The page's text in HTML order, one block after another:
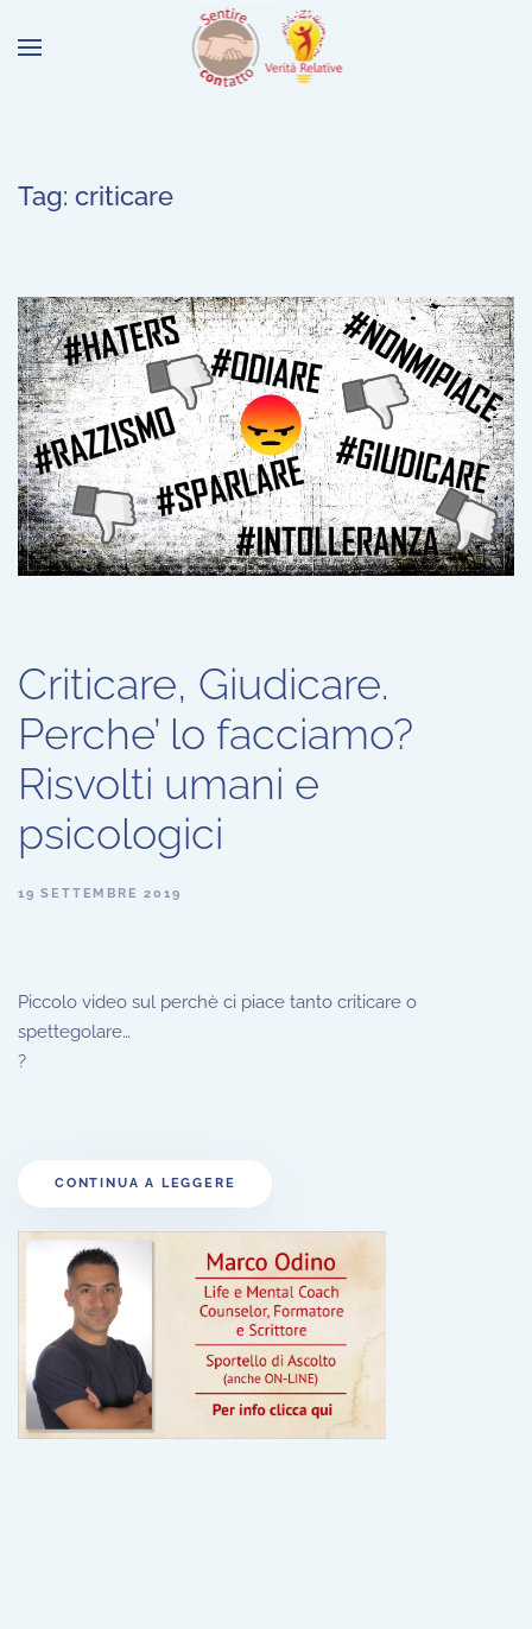
Tag: criticare
Criticare, Giudicare.
Perche’ lo facciamo?
Risvolti umani e
psicologici
19 SETTEMBRE 2019
Piccolo video sul perchè ci piace tanto criticare o
spettegolare…
?
CONTINUA A LEGGERE